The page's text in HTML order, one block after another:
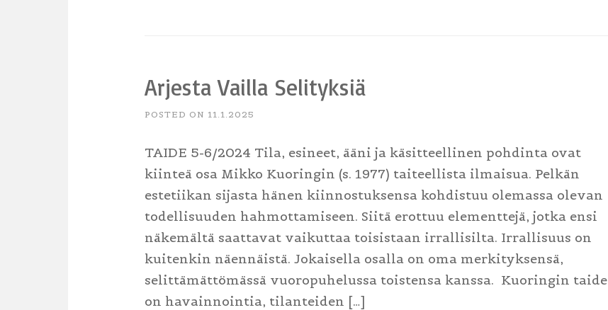
Arjesta Vailla Selityksiä
POSTED ON 11.1.2025
TAIDE 5-6/2024 Tila, esineet, ääni ja käsitteellinen pohdinta ovat
kiinteä osa Mikko Kuoringin (s. 1977) taiteellista ilmaisua. Pelkän
estetiikan sijasta hänen kiinnostuksensa kohdistuu olemassa olevan
todellisuuden hahmottamiseen. Siitä erottuu elementtejä, jotka ensi
näkemältä saattavat vaikuttaa toisistaan irrallisilta. Irrallisuus on
kuitenkin näennäistä. Jokaisella osalla on oma merkityksensä,
selittämättömässä vuoropuhelussa toistensa kanssa. Kuoringin taide
on havainnointia, tilanteiden […]